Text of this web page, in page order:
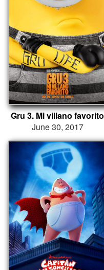
Gru 3. Mi villano favorito
June 30, 2017